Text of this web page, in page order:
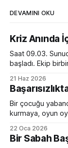
DEVAMINI OKU
Kriz Anında
Saat 09.03.
başladı. Ekip
toplantı odasında
sakin olan
21 Haz 2026
Bir çocuğu
kurmaya, oyun
kurar. Ama
oradaymış gibi sohbet
22 Oca 2026
Bir Sabah